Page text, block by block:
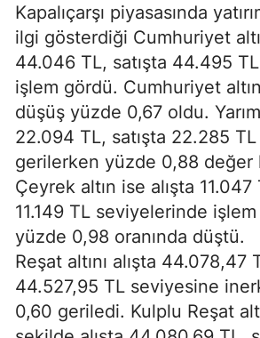
Kapalıçarşı piyasasında
ilgi gösterdiği Cumhuriyet
44.046 TL, satışta 44.495
işlem gördü. Cumhuriyet
düşüş yüzde 0,67 oldu.
22.094 TL, satışta 22.285
gerilerken yüzde 0,88 değer
Çeyrek altın ise alışta 11.047
11.149 TL seviyelerinde
yüzde 0,98 oranında düştü.
Reşat altını alışta 44.078,47
44.527,95 TL seviyesine
0,60 geriledi. Kulplu Reşat